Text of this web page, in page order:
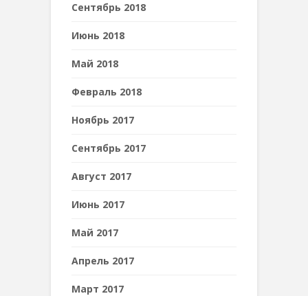
Сентябрь 2018
Июнь 2018
Май 2018
Февраль 2018
Ноябрь 2017
Сентябрь 2017
Август 2017
Июнь 2017
Май 2017
Апрель 2017
Март 2017